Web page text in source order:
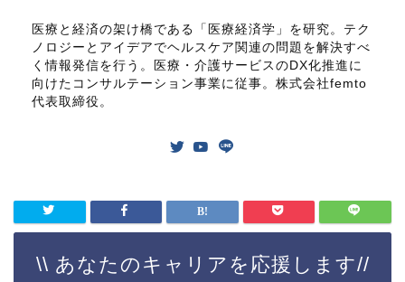
医療と経済の架け橋である「医療経済学」を研究。テク
ノロジーとアイデアでヘルスケア関連の問題を解決すべ
く情報発信を行う。医療・介護サービスのDX化推進に
向けたコンサルテーション事業に従事。株式会社femto
代表取締役。
\\ あなたのキャリアを応援します//